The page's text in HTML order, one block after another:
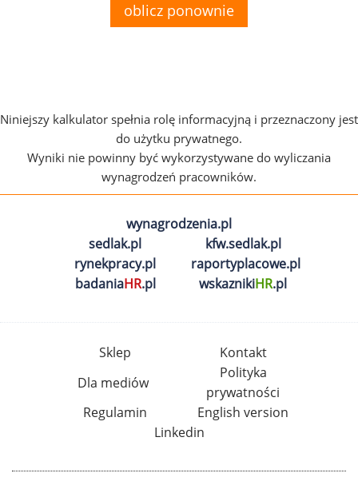
oblicz ponownie
Niniejszy kalkulator spełnia rolę informacyjną i przeznaczony jest
do użytku prywatnego.
Wyniki nie powinny być wykorzystywane do wyliczania
wynagrodzeń pracowników.
wynagrodzenia.pl
sedlak.pl
kfw.sedlak.pl
rynekpracy.pl
raportyplacowe.pl
badaniaHR.pl wskaznikiHR.pl
Sklep
Kontakt
Dla mediów
Polityka
prywatności
Regulamin
English version
Linkedin